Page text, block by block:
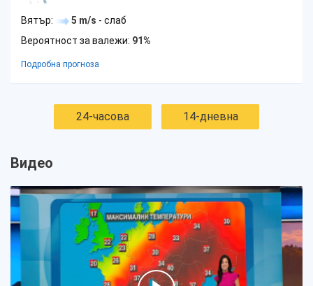
Вятър: 5 m/s - слаб
Вероятност за валежи: 91%
Подробна прогноза
24-часова 14-дневна
Видео